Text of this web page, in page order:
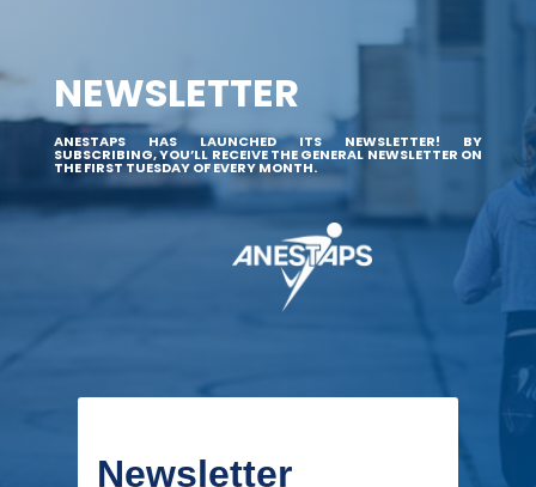
NEWSLETTER
ANESTAPS HAS LAUNCHED ITS NEWSLETTER! BY
SUBSCRIBING, YOU’LL RECEIVE THE GENERAL NEWSLETTER ON
THE FIRST TUESDAY OF EVERY MONTH.